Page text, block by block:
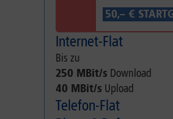
50,– €
Internet-Flat
Bis zu
250 MBit/s Download
40 MBit/s Upload
Telefon-Flat